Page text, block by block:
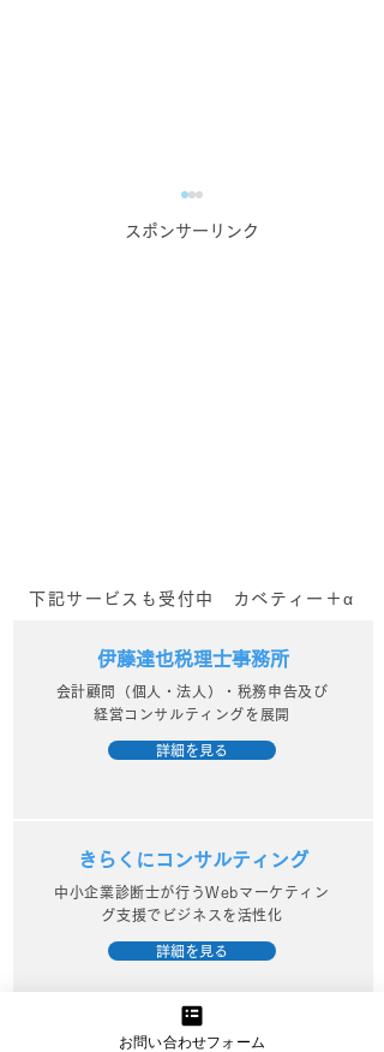
スポンサーリンク
下記サービスも受付中 カベティー＋α
伊藤達也税理士事務所
会計顧問（個人・法人）・税務申告及び
経営コンサルティングを展開
詳細を見る
きらくにコンサルティング
中小企業診断士が行うWebマーケティン
グ支援でビジネスを活性化
詳細を見る
お問い合わせフォーム